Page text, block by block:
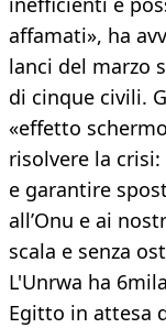
affamati», ha
lanci del marzo
di cinque civili.
«effetto
risolvere la crisi:
e garantire
all’Onu e ai
scala e senza
L'Unrwa ha
Egitto in attesa